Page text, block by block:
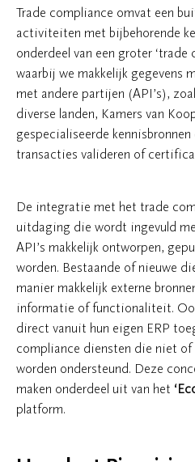
Trade compliance omvat een
activiteiten met bijbehorende
onderdeel van een groter ‘trade
waarbij we makkelijk gegevens
met andere partijen (API’s),
diverse landen, Kamers van
gespecialiseerde
transacties valideren of
De integratie met het trade
uitdaging die wordt ingevuld
API’s makkelijk ontworpen,
worden. Bestaande of nieuwe
manier makkelijk externe
informatie of functionaliteit.
direct vanuit hun eigen ERP
compliance diensten die niet of
worden ondersteund. Deze
maken onderdeel uit van het
platform.